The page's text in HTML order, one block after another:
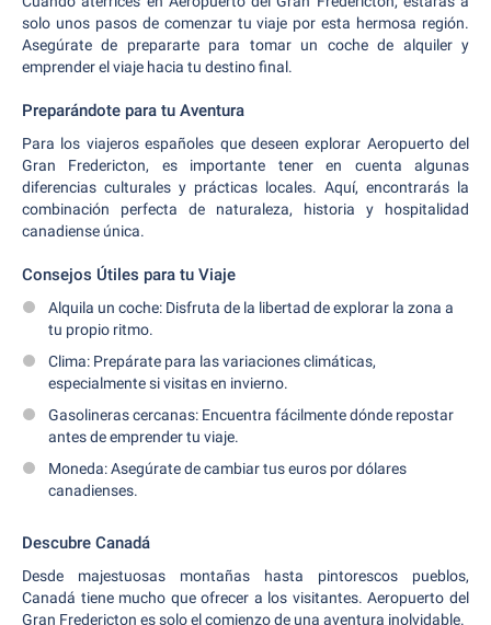
solo unos pasos de comenzar tu viaje por esta hermosa región.
Asegúrate de prepararte para tomar un coche de alquiler y
emprender el viaje hacia tu destino final.
Preparándote para tu Aventura
Para los viajeros españoles que deseen explorar Aeropuerto del
Gran Fredericton, es importante tener en cuenta algunas
diferencias culturales y prácticas locales. Aquí, encontrarás la
combinación perfecta de naturaleza, historia y hospitalidad
canadiense única.
Consejos Útiles para tu Viaje
Alquila un coche: Disfruta de la libertad de explorar la zona a
tu propio ritmo.
Clima: Prepárate para las variaciones climáticas,
especialmente si visitas en invierno.
Gasolineras cercanas: Encuentra fácilmente dónde repostar
antes de emprender tu viaje.
Moneda: Asegúrate de cambiar tus euros por dólares
canadienses.
Descubre Canadá
Desde majestuosas montañas hasta pintorescos pueblos,
Canadá tiene mucho que ofrecer a los visitantes. Aeropuerto del
Gran Fredericton es solo el comienzo de una aventura inolvidable.